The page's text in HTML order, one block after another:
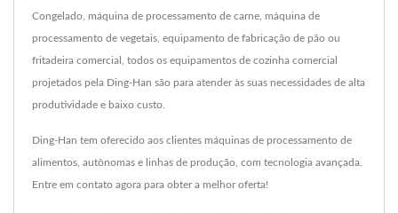
Congelado, máquina de processamento de carne, máquina de
processamento de vegetais, equipamento de fabricação de pão ou
fritadeira comercial, todos os equipamentos de cozinha comercial
projetados pela Ding-Han são para atender às suas necessidades de alta
produtividade e baixo custo.
Ding-Han tem oferecido aos clientes máquinas de processamento de
alimentos, autônomas e linhas de produção, com tecnologia avançada.
Entre em contato agora para obter a melhor oferta!